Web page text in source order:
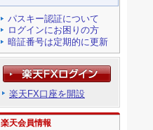
パスキー認証について
ログインにお困りの方
暗証番号は定期的に更新
楽天FX口座を開設
楽天会員情報